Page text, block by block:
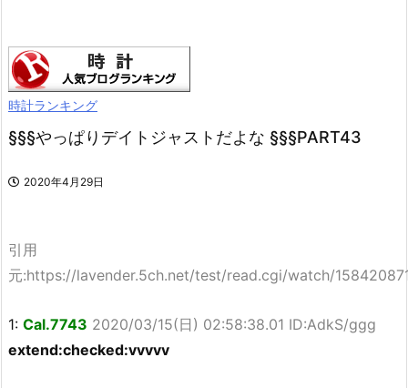
時計ランキング
§§§やっぱりデイトジャストだよな §§§PART43
2020年4月29日
引用
元:https://lavender.5ch.net/test/read.cgi/watch/
1: Cal.7743 2020/03/15(日) 02:58:38.01 ID:AdkS/ggg
extend:checked:vvvvv